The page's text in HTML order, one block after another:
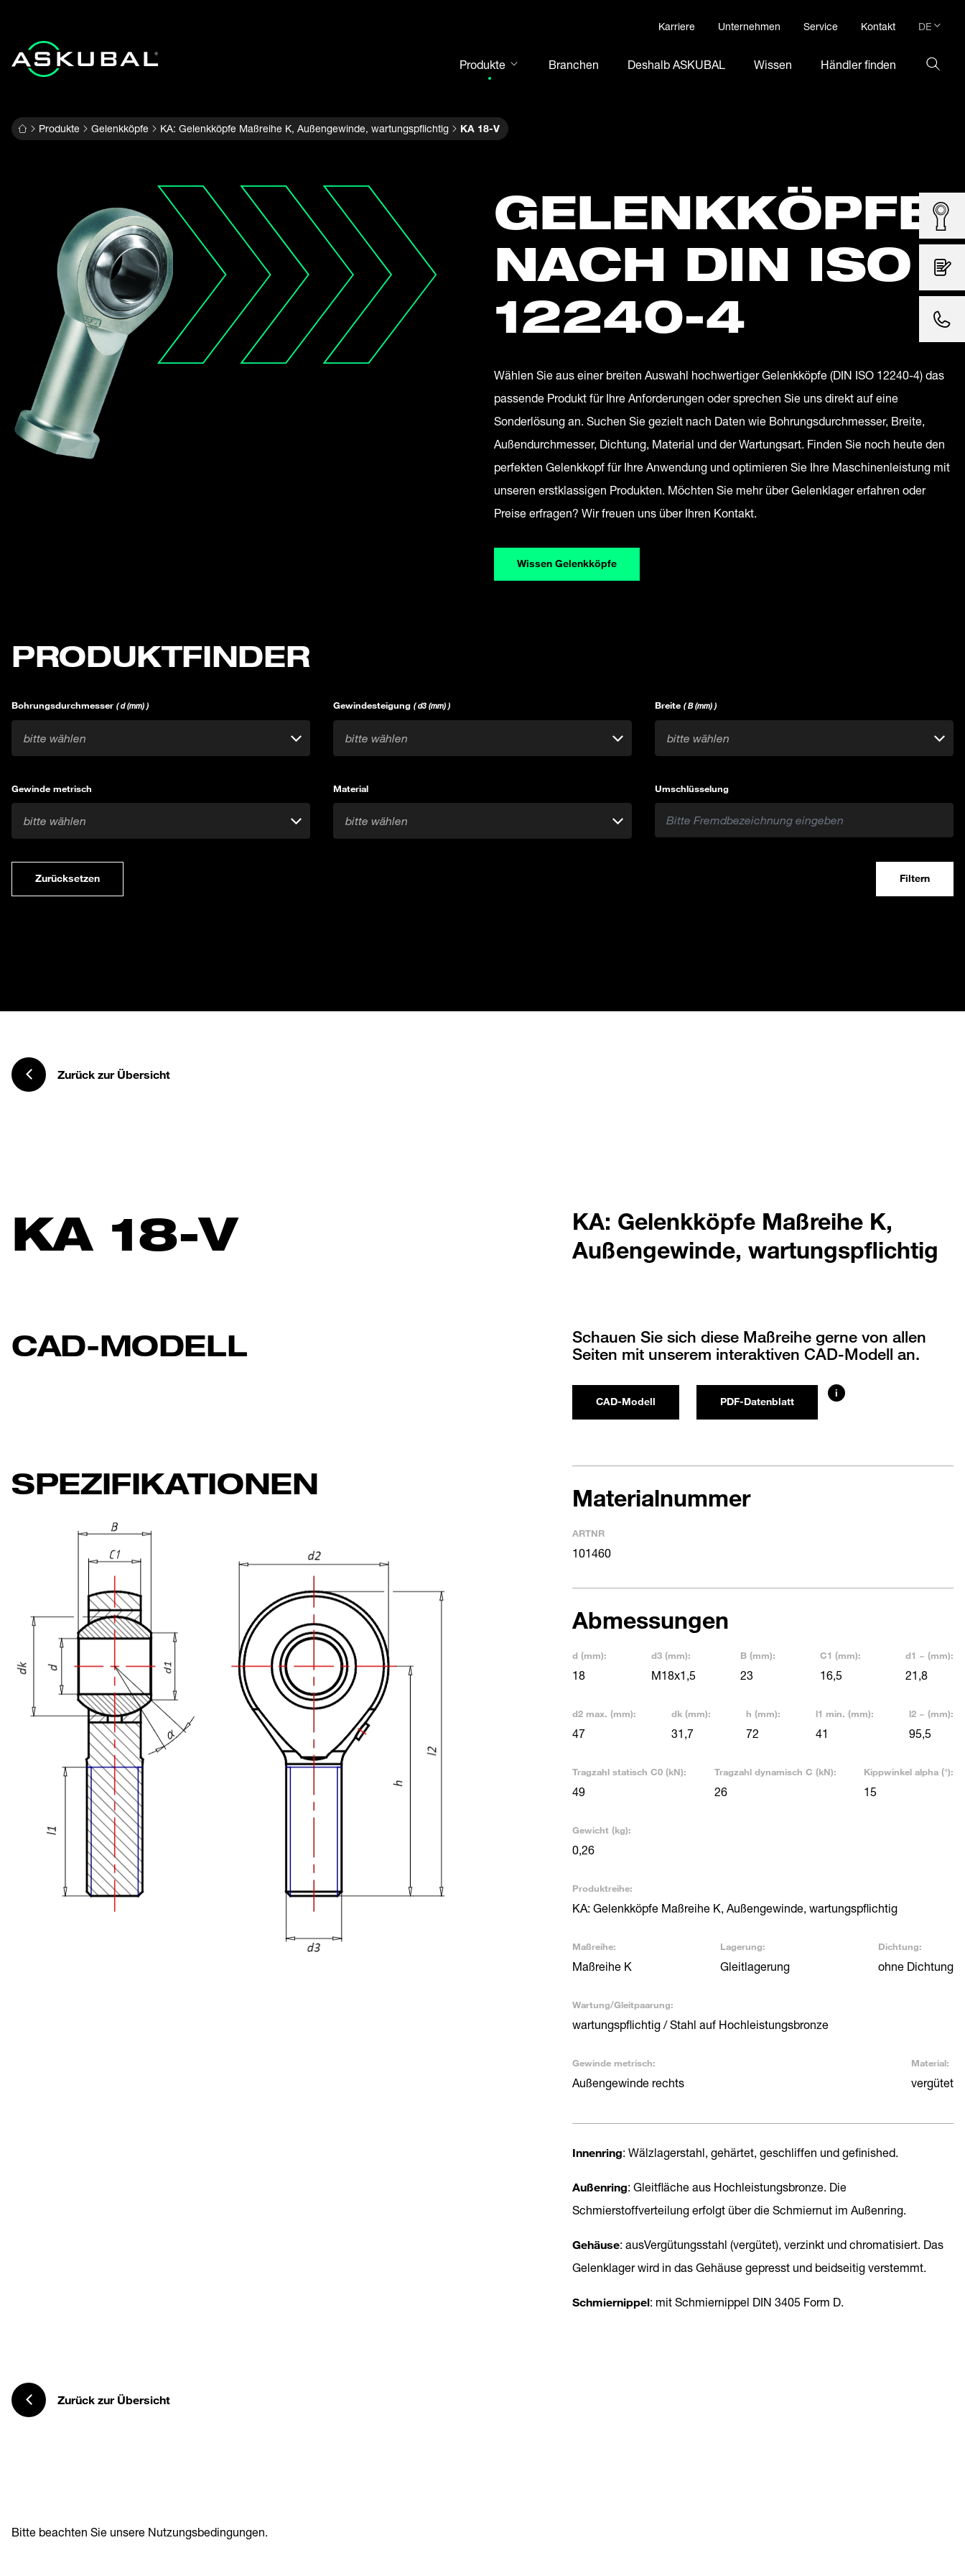
Karriere Unternehmen Service Kontakt DE
DE
Produkte
Gelenklager
Gehäuseeinheiten
Kurven- und Stützrollen
Welle-Nabe-Verbindungen
Gabelköpfe und Bolzen
Stahlkugeln
Branchen Deshalb ASKUBAL Wissen Händler finden
Produkte Gelenkköpfe KA: Gelenkköpfe Maßreihe K, Außengewinde, wartungspflichtig KA 18-V
GELENK­KÖPFE
NACH DIN ISO
12240-4
Wählen Sie aus einer breiten Auswahl hochwertiger Gelenkköpfe (DIN ISO 12240-4) das
passende Produkt für Ihre Anforderungen oder sprechen Sie uns direkt auf eine
Sonderlösung an. Suchen Sie gezielt nach Daten wie Bohrungsdurchmesser, Breite,
Außendurchmesser, Dichtung, Material und der Wartungsart. Finden Sie noch heute den
perfekten Gelenkkopf für Ihre Anwendung und optimieren Sie Ihre Maschinenleistung mit
unseren erstklassigen Produkten. Möchten Sie mehr über Gelenklager erfahren oder
Preise erfragen? Wir freuen uns über Ihren Kontakt.
Wissen Gelenkköpfe
PRODUKTFINDER
Bohrungsdurchmesser ( d (mm) )
bitte wählen
Gewindesteigung ( d3 (mm) )
bitte wählen
Breite ( B (mm) )
bitte wählen
Gewinde metrisch
bitte wählen
Material
bitte wählen
Umschlüsselung
Zurücksetzen Filtern
Zurück zur Übersicht
KA 18-V
KA: Gelenkköpfe Maßreihe K,
Außengewinde, wartungspflichtig
CAD-MODELL
Schauen Sie sich diese Maßreihe gerne von allen
Seiten mit unserem interaktiven CAD-Modell an.
CAD-Modell PDF-Datenblatt
i
SPEZIFIKATIONEN Materialnummer
ARTNR
101460
Abmessungen
d (mm):
18
d3 (mm):
M18x1,5
B (mm):
23
C1 (mm):
16,5
d1 ~ (mm):
21,8
d2 max. (mm):
47
dk (mm):
31,7
h (mm):
72
l1 min. (mm):
41
l2 ~ (mm):
95,5
Tragzahl statisch C0 (kN):
49
Tragzahl dynamisch C (kN):
26
Kippwinkel alpha (°):
15
Gewicht (kg):
0,26
Produktreihe:
KA: Gelenkköpfe Maßreihe K, Außengewinde, wartungspflichtig
Maßreihe:
Maßreihe K
Lagerung:
Gleitlagerung
Dichtung:
ohne Dichtung
Wartung/Gleitpaarung:
wartungspflichtig / Stahl auf Hochleistungsbronze
Gewinde metrisch:
Außengewinde rechts
Material:
vergütet
Innenring: Wälzlagerstahl, gehärtet, geschliffen und gefinished.
Außenring: Gleitfläche aus Hochleistungsbronze. Die
Schmierstoffverteilung erfolgt über die Schmiernut im Außenring.
Gehäuse: ausVergütungsstahl (vergütet), verzinkt und chromatisiert. Das
Gelenklager wird in das Gehäuse gepresst und beidseitig verstemmt.
Schmiernippel: mit Schmiernippel DIN 3405 Form D.
Zurück zur Übersicht
Bitte beachten Sie unsere Nutzungsbedingungen.